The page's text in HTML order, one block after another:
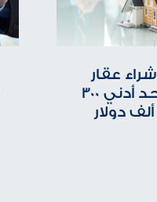
شراء عقار
بحد أدني 300
ألف دولار